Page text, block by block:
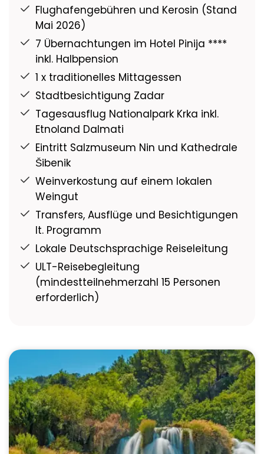
Flughafengebühren und Kerosin (Stand
Mai 2026)
7 Übernachtungen im Hotel Pinija ****
inkl. Halbpension
1 x traditionelles Mittagessen
Stadtbesichtigung Zadar
Tagesausflug Nationalpark Krka inkl.
Etnoland Dalmati
Eintritt Salzmuseum Nin und Kathedrale
Šibenik
Weinverkostung auf einem lokalen
Weingut
Transfers, Ausflüge und Besichtigungen
lt. Programm
Lokale Deutschsprachige Reiseleitung
ULT-Reisebegleitung
(mindestteilnehmerzahl 15 Personen
erforderlich)